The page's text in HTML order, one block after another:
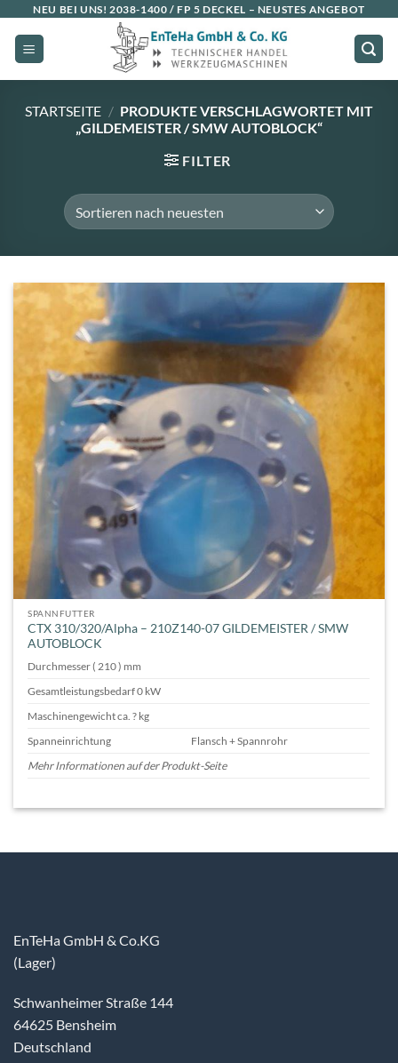
Inhalt
springen
NEU BEI UNS! 2038-1400 / FP 5 DECKEL – NEUSTES ANGEBOT
STARTSEITE / PRODUKTE VERSCHLAGWORTET MIT
„GILDEMEISTER / SMW AUTOBLOCK“
FILTER
SPANNFUTTER
CTX 310/320/Alpha – 210Z140-07 GILDEMEISTER / SMW
AUTOBLOCK
Durchmesser ( 210 ) mm
Gesamtleistungsbedarf 0 kW
Maschinengewicht ca. ? kg
Spanneinrichtung
Flansch + Spannrohr
Mehr Informationen auf der Produkt-Seite
EnTeHa GmbH & Co.KG
(Lager)
Schwanheimer Straße 144
64625 Bensheim
Deutschland